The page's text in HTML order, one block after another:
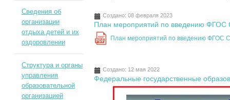
Создано: 08 февраля 2023
План мероприятий по введению
PDF План мероприятий по введению ФГОС
Создано: 12 мая 2022
Федеральные государственные
Сведения об
организации
отдыха детей и их
оздоровлении
Структура и органы
управления
образовательной
организацией